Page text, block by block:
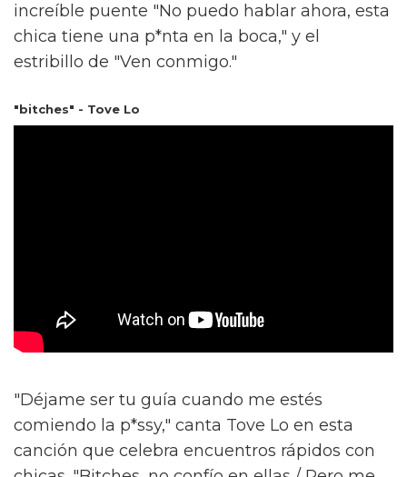
increíble puente "No puedo hablar ahora, esta
chica tiene una p*nta en la boca," y el
estribillo de "Ven conmigo."
"bitches" - Tove Lo
"Déjame ser tu guía cuando me estés
comiendo la p*ssy," canta Tove Lo en esta
canción que celebra encuentros rápidos con